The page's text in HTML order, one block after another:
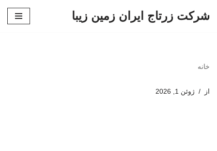
شرکت زرتاج ایران زمین زیبا
خانه
از ژوئن 1, 2026